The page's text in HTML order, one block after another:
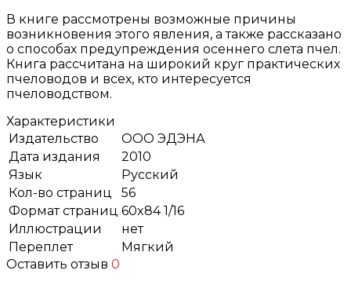
В книге рассмотрены возможные причины
возникновения этого явления, а также рассказано
о способах предупреждения осеннего слета пчел.
Книга рассчитана на широкий круг практических
пчеловодов и всех, кто интересуется
пчеловодством.
Характеристики
Издательство
ООО ЭДЭНА
Дата издания
2010
Язык
Русский
Кол-во страниц
56
Формат страниц 60x84 1/16
Иллюстрации
нет
Переплет
Мягкий
Оставить отзыв 0